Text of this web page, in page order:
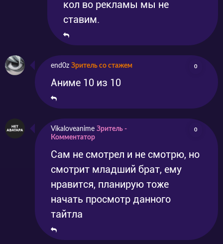
кол во рекламы мы не
ставим.
end0z Зритель со стажем 0
Аниме 10 из 10
Vikaloveanime Зритель -
Комментатор
0
Сам не смотрел и не смотрю, но
смотрит младший брат, ему
нравится, планирую тоже
начать просмотр данного
тайтла